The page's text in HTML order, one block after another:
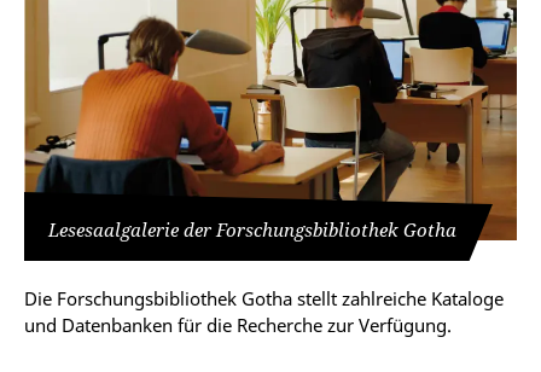
Lesesaalgalerie der Forschungsbibliothek Gotha
Die Forschungsbibliothek Gotha stellt zahlreiche Kataloge
und Datenbanken für die Recherche zur Verfügung.